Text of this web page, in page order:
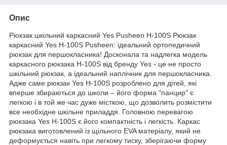
Опис
Рюкзак шкільний каркасний Yes Pusheen H-100S Рюкзак
каркасний Yes H-100S Pusheen: ідеальний ортопедичний
рюкзак для першокласника! Досконала та надлегка модель
каркасного рюкзака H-100S від бренду Yes - це не просто
шкільний рюкзак, а ідеальний наплічник для першокласника.
Адже саме рюкзак Yes H-100S розроблено для дітей, які
вперше збираються до школи – його форма "панцир" є
легкою і в той же час дуже місткою, що дозволить розмістити
все необхідне шкільне приладдя. Головною перевагою
рюкзака Yes H-100S є його компактність і легкість. Каркас
рюкзака виготовлений із щільного EVA матеріалу, який не
деформується навіть при легкому тиску, зберігаючи форму